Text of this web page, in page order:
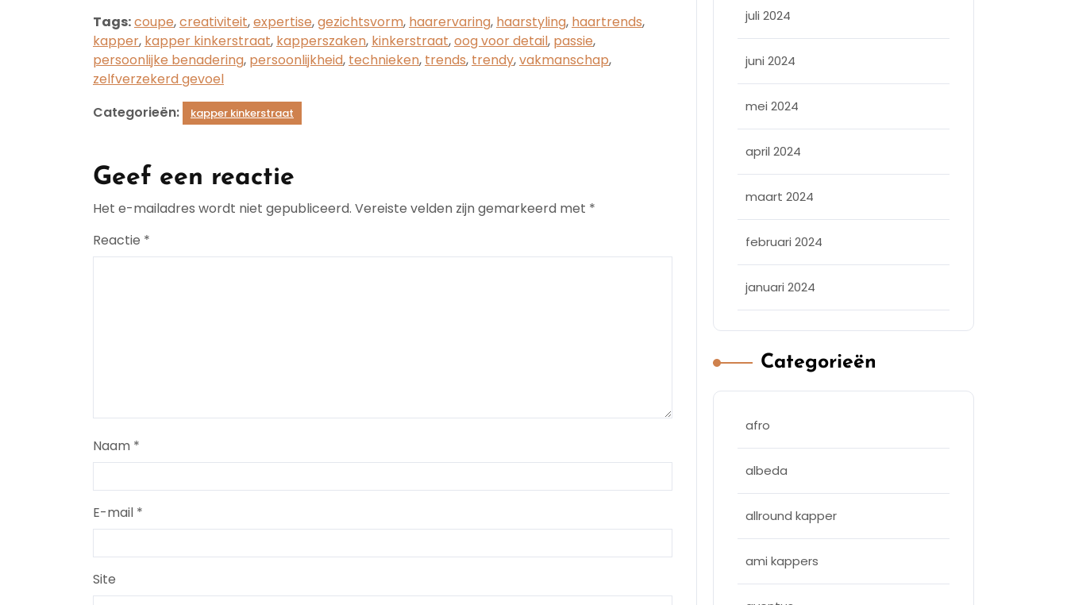
Tags:coupe,creativiteit,expertise,gezichtsvorm, haarervaring, haarstyling, haartrends,
kapper, kapper kinkerstraat, kapperszaken, kinkerstraat,oog voor detail, passie,
persoonlijke benadering, persoonlijkheid, technieken, trends, trendy,vakmanschap,
zelfverzekerd gevoel
Categorieën:
kapper kinkerstraat
Geef een reactie
Het e-mailadres wordt niet gepubliceerd. Vereiste velden zijn gemarkeerd met *
Reactie *
Naam *
E-mail *
Site
juli 2024
juni 2024
mei 2024
april 2024
maart 2024
februari 2024
januari 2024
Categorieën
afro
albeda
allround kapper
ami kappers